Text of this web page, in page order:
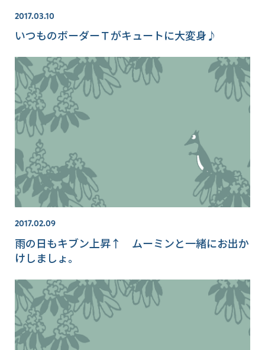
2017.03.10
いつものボーダーＴがキュートに大変身♪
2017.02.09
雨の日もキブン上昇↑ ムーミンと一緒にお出か
けしましょ。